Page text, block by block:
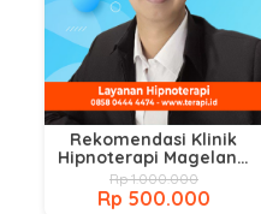
Rekomendasi Klinik
Hipnoterapi Magelang
& Temanggung Terbaik
Rp 1.000.000
Rp 500.000